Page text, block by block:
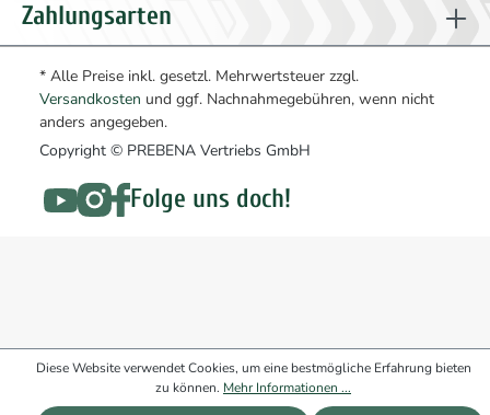
Zahlungsarten
* Alle Preise inkl. gesetzl. Mehrwertsteuer zzgl.
Versandkosten und ggf. Nachnahmegebühren, wenn nicht
anders angegeben.
Copyright © PREBENA Vertriebs GmbH
Folge uns doch!
Diese Website verwendet Cookies, um eine bestmögliche Erfahrung bieten
zu können. Mehr Informationen ...